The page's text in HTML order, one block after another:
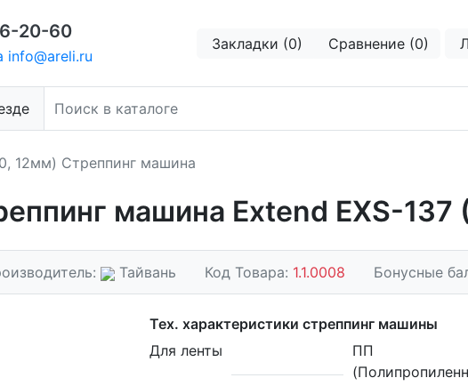
20-60
info@areli.ru
Закладки (0) Сравнение (0)
12мм) Стреппинг машина
машина Extend EXS-
Тайвань Код Товара: 1.1.0008 Бонусные
Тех. характеристики стреппинг машины
Для ленты
ПП